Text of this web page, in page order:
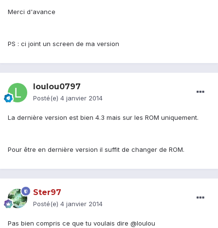
Merci d'avance
PS : ci joint un screen de ma version
loulou0797
Posté(e) 4 janvier 2014
La dernière version est bien 4.3 mais sur les ROM uniquement.
Pour être en dernière version il suffit de changer de ROM.
Ster97
Posté(e) 4 janvier 2014
Pas bien compris ce que tu voulais dire @loulou